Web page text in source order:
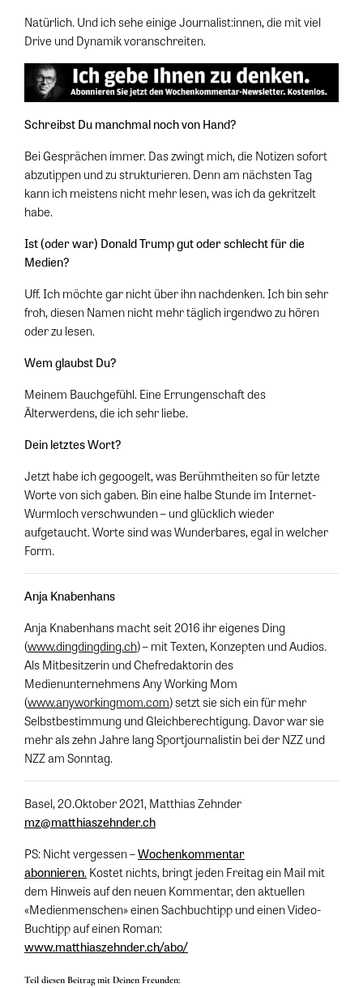
Natürlich. Und ich sehe einige Journalist:innen, die mit viel
Drive und Dynamik voranschreiten.
Schreibst Du manchmal noch von Hand?
Bei Gesprächen immer. Das zwingt mich, die Notizen sofort
abzutippen und zu strukturieren. Denn am nächsten Tag
kann ich meistens nicht mehr lesen, was ich da gekritzelt
habe.
Ist (oder war) Donald Trump gut oder schlecht für die
Medien?
Uff. Ich möchte gar nicht über ihn nachdenken. Ich bin sehr
froh, diesen Namen nicht mehr täglich irgendwo zu hören
oder zu lesen.
Wem glaubst Du?
Meinem Bauchgefühl. Eine Errungenschaft des
Älterwerdens, die ich sehr liebe.
Dein letztes Wort?
Jetzt habe ich gegoogelt, was Berühmtheiten so für letzte
Worte von sich gaben. Bin eine halbe Stunde im Internet-
Wurmloch verschwunden – und glücklich wieder
aufgetaucht. Worte sind was Wunderbares, egal in welcher
Form.
Anja Knabenhans
Anja Knabenhans macht seit 2016 ihr eigenes Ding
(www.dingdingding.ch) – mit Texten, Konzepten und Audios.
Als Mitbesitzerin und Chefredaktorin des
Medienunternehmens Any Working Mom
(www.anyworkingmom.com) setzt sie sich ein für mehr
Selbstbestimmung und Gleichberechtigung. Davor war sie
mehr als zehn Jahre lang Sportjournalistin bei der NZZ und
NZZ am Sonntag.
Basel, 20.Oktober 2021, Matthias Zehnder
mz@matthiaszehnder.ch
PS: Nicht vergessen –Wochenkommentar
abonnieren. Kostet nichts, bringt jeden Freitag ein Mail mit
dem Hinweis auf den neuen Kommentar, den aktuellen
«Medienmenschen» einen Sachbuchtipp und einen Video-
Buchtipp auf einen Roman:
www.matthiaszehnder.ch/abo/
Teil diesen Beitrag mit Deinen Freunden: